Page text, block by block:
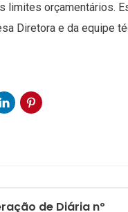
limites orçamentários.
Diretora e da equipe
de Diária nº